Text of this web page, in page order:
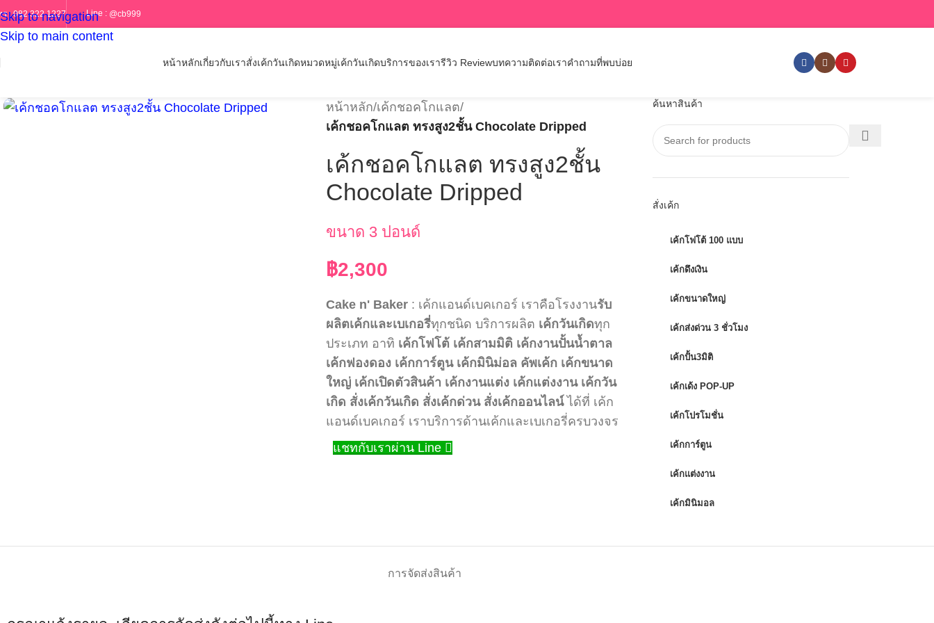
Skip to navigation
Skip to main content
ร : 082 322 1227 Line : @cb999
หน้าหลักเกี่ยวกับเราสั่งเค้กวันเกิดหมวดหมู่เค้กวันเกิดบริการของเรารีวิว Reviewบทความติดต่อเราคำถามที่พบบ่อย
หน้าหลัก/เค้กชอคโกแลต/
เค้กชอคโกแลต ทรงสูง2ชั้น Chocolate Dripped
เค้กชอคโกแลต ทรงสูง2ชั้น
Chocolate Dripped
ขนาด 3 ปอนด์
฿2,300
Cake n' Baker : เค้กแอนด์เบคเกอร์ เราคือโรงงานรับ
ผลิตเค้กและเบเกอรี่ทุกชนิด บริการผลิต เค้กวันเกิดทุก
ประเภท อาทิ เค้กโฟโต้ เค้กสามมิติ เค้กงานปั้นน้ำตาล
เค้กฟองดอง เค้กการ์ตูน เค้กมินิม่อล คัพเค้ก เค้กขนาด
ใหญ่ เค้กเปิดตัวสินค้า เค้กงานแต่ง เค้กแต่งงาน เค้กวัน
เกิด สั่งเค้กวันเกิด สั่งเค้กด่วน สั่งเค้กออนไลน์ได้ที่ เค้ก
แอนด์เบคเกอร์ เราบริการด้านเค้กและเบเกอรี่ครบวงจร
แชทกับเราผ่าน Line
ค้นหาสินค้า
สั่งเค้ก
เค้กโฟโต้ 100 แบบ
เค้กดึงเงิน
เค้กขนาดใหญ่
เค้กส่งด่วน 3 ชั่วโมง
เค้กปั้น3มิติ
เค้กเด้ง POP-UP
เค้กโปรโมชั่น
เค้กการ์ตูน
เค้กแต่งงาน
เค้กมินิมอล
การจัดส่งสินค้า